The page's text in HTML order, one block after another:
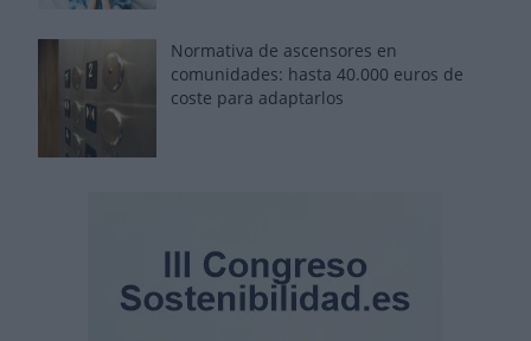
Normativa de ascensores en
comunidades: hasta 40.000 euros de
coste para adaptarlos